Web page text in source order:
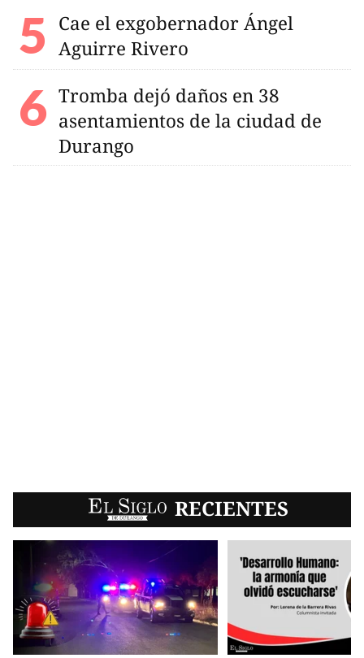
Cae el exgobernador Ángel
Aguirre Rivero
Tromba dejó daños en 38
asentamientos de la ciudad de
Durango
EL SIGLO RECIENTES